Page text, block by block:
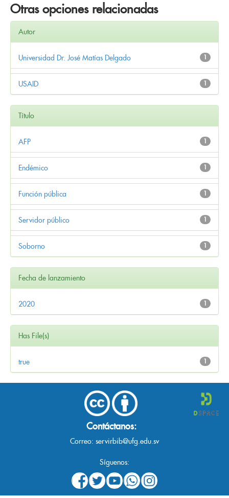
Otras opciones relacionadas
Autor
1
Universidad Dr. José Matías Delgado
1
USAID
Título
1
AFP
1
Endémico
1
Función pública
1
Servidor público
1
Soborno
Fecha de lanzamiento
1
2020
Has File(s)
1
true
Contáctanos:
Correo: servirbib@ufg.edu.sv
Síguenos: